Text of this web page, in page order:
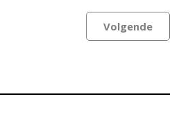
Volgende